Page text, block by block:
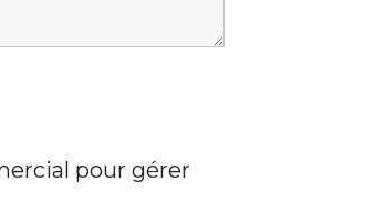
pour gérer